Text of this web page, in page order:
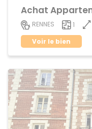
RENNES 1
Voir le bien